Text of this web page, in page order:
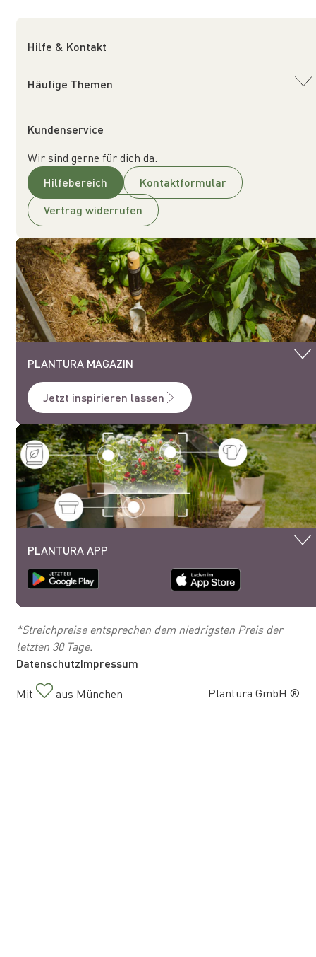
Hilfe & Kontakt
Häufige Themen
Kundenservice
Wir sind gerne für dich da.
Hilfebereich
Kontaktformular
Vertrag widerrufen
PLANTURA MAGAZIN
Jetzt inspirieren lassen
PLANTURA APP
*Streichpreise entsprechen dem niedrigsten Preis der
letzten 30 Tage.
Plantura GmbH ®
Mit aus München
DatenschutzImpressum